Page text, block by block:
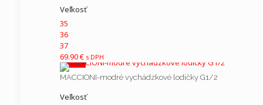
Vaša recenzia
Veľkosť
35
36
37
69.90€ s DPH
V zľave
MACCIONI-modré vychádzkové lodičky G1/2
Veľkosť